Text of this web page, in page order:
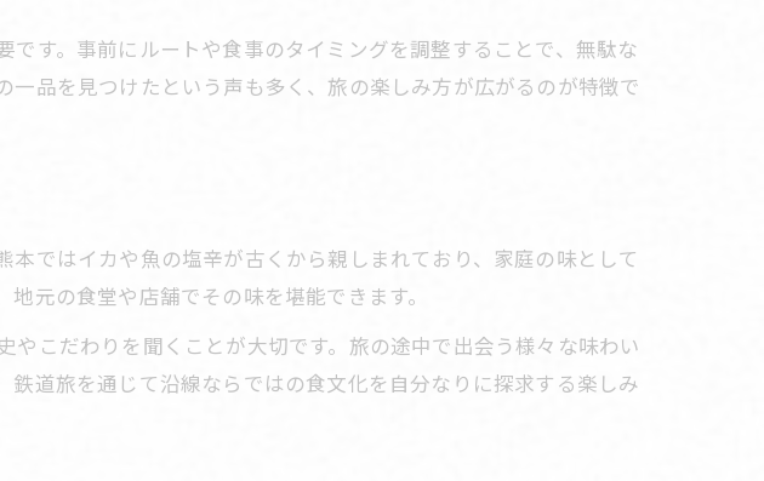
線グルメの選び方
す。事前にルートや食事のタイミングを調整することで、無駄な
品を見つけたという声も多く、旅の楽しみ方が広がるのが特徴で
ではイカや魚の塩辛が古くから親しまれており、家庭の味として
元の食堂や店舗でその味を堪能できます。
こだわりを聞くことが大切です。旅の途中で出会う様々な味わい
道旅を通じて沿線ならではの食文化を自分なりに探求する楽しみ